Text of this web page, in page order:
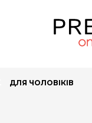
ДЛЯ ЧОЛОВІКІВ